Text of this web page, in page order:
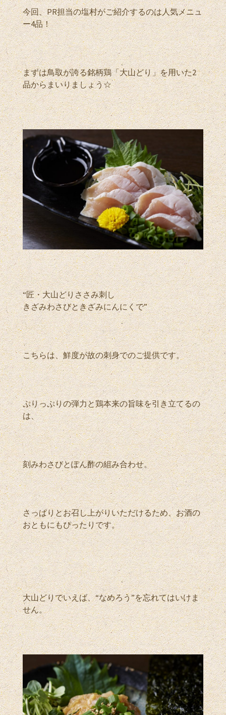
今回、PR担当の塩村がご紹介するのは人気メニュ
ー4品！
まずは鳥取が誇る銘柄鶏「大山どり」を用いた2
品からまいりましょう☆
“匠・大山どりささみ刺し
きざみわさびときざみにんにくで”
こちらは、鮮度が故の刺身でのご提供です。
ぷりっぷりの弾力と鶏本来の旨味を引き立てるの
は、
刻みわさびとぽん酢の組み合わせ。
さっぱりとお召し上がりいただけるため、お酒の
おともにもぴったりです。
大山どりでいえば、“なめろう”を忘れてはいけま
せん。